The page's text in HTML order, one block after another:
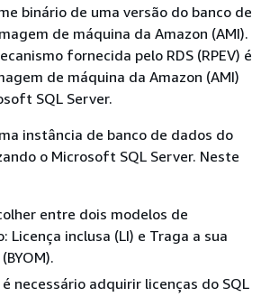
binário de uma versão do banco de
de máquina da Amazon (AMI).
fornecida pelo RDS (RPEV) é
de máquina da Amazon (AMI)
SQL Server.
instância de banco de dados do
o Microsoft SQL Server. Neste
entre dois modelos de
Licença inclusa (LI) e Traga a sua
é necessário adquirir licenças do SQL